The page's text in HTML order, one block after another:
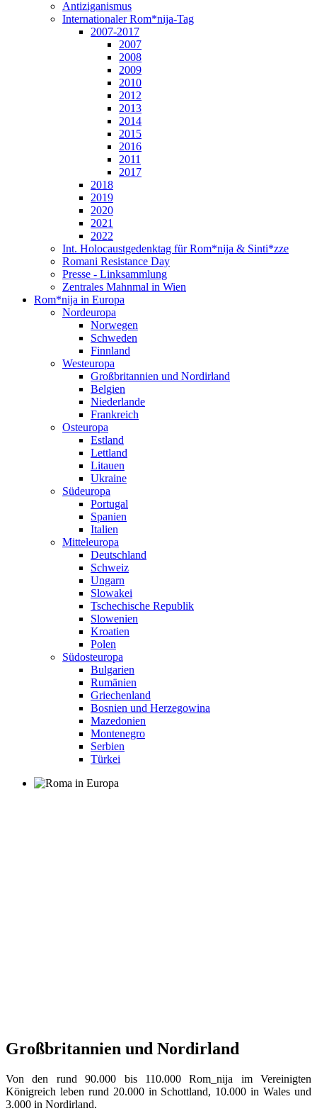
Antiziganismus
Internationaler Rom*nija-Tag
2007-2017
2007
2008
2009
2010
2012
2013
2014
2015
2016
2011
2017
2018
2019
2020
2021
2022
Int. Holocaustgedenktag für Rom*nija & Sinti*zze
Romani Resistance Day
Presse - Linksammlung
Zentrales Mahnmal in Wien
Rom*nija in Europa
Nordeuropa
Norwegen
Schweden
Finnland
Westeuropa
Großbritannien und Nordirland
Belgien
Niederlande
Frankreich
Osteuropa
Estland
Lettland
Litauen
Ukraine
Südeuropa
Portugal
Spanien
Italien
Mitteleuropa
Deutschland
Schweiz
Ungarn
Slowakei
Tschechische Republik
Slowenien
Kroatien
Polen
Südosteuropa
Bulgarien
Rumänien
Griechenland
Bosnien und Herzegowina
Mazedonien
Montenegro
Serbien
Türkei
Großbritannien und Nordirland
Von den rund 90.000 bis 110.000 Rom_nija im Vereinigten
Königreich leben rund 20.000 in Schottland, 10.000 in Wales und
3.000 in Nordirland.